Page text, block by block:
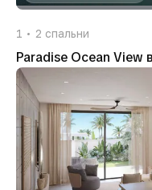
1 2 спальни
Paradise Ocean View